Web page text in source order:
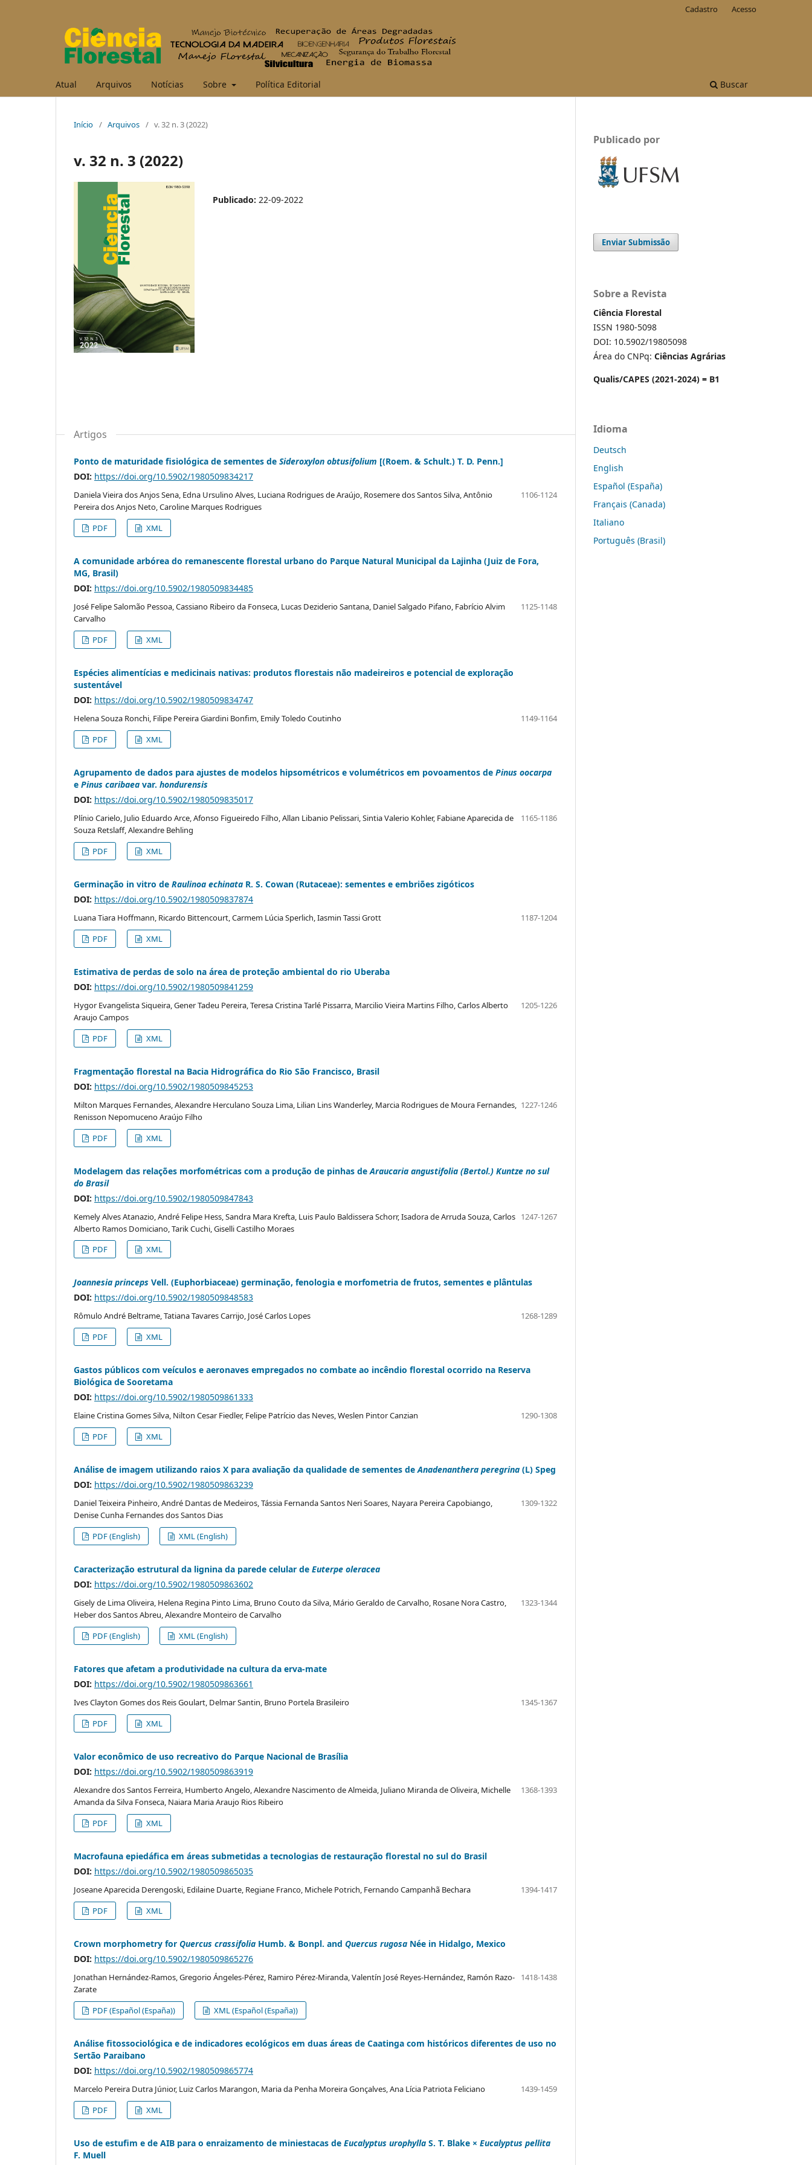
Atual Arquivos Notícias Sobre Política Editorial Buscar
Cadastro Acesso
Início / Arquivos / v. 32 n. 3 (2022)
v. 32 n. 3 (2022)
Publicado: 22-09-2022
Artigos
Ponto de maturidade fisiológica de sementes de Sideroxylon obtusifolium [(Roem. & Schult.) T. D. Penn.]
DOI: https://doi.org/10.5902/1980509834217
Daniela Vieira dos Anjos Sena, Edna Ursulino Alves, Luciana Rodrigues de Araújo, Rosemere dos Santos Silva, Antônio
Pereira dos Anjos Neto, Caroline Marques Rodrigues
1106-1124
PDF XML
A comunidade arbórea do remanescente florestal urbano do Parque Natural Municipal da Lajinha (Juiz de Fora,
MG, Brasil)
DOI: https://doi.org/10.5902/1980509834485
José Felipe Salomão Pessoa, Cassiano Ribeiro da Fonseca, Lucas Deziderio Santana, Daniel Salgado Pifano, Fabrício Alvim
Carvalho
1125-1148
PDF XML
Espécies alimentícias e medicinais nativas: produtos florestais não madeireiros e potencial de exploração
sustentável
DOI: https://doi.org/10.5902/1980509834747
Helena Souza Ronchi, Filipe Pereira Giardini Bonfim, Emily Toledo Coutinho
1149-1164
PDF
XML
Agrupamento de dados para ajustes de modelos hipsométricos e volumétricos em povoamentos de Pinus oocarpa
e Pinus caribaea var. hondurensis
DOI: https://doi.org/10.5902/1980509835017
Plínio Carielo, Julio Eduardo Arce, Afonso Figueiredo Filho, Allan Libanio Pelissari, Sintia Valerio Kohler, Fabiane Aparecida de
Souza Retslaff, Alexandre Behling
1165-1186
PDF XML
Germinação in vitro de Raulinoa echinata R. S. Cowan (Rutaceae): sementes e embriões zigóticos
DOI: https://doi.org/10.5902/1980509837874
Luana Tiara Hoffmann, Ricardo Bittencourt, Carmem Lúcia Sperlich, Iasmin Tassi Grott
1187-1204
PDF
XML
Estimativa de perdas de solo na área de proteção ambiental do rio Uberaba
DOI: https://doi.org/10.5902/1980509841259
Hygor Evangelista Siqueira, Gener Tadeu Pereira, Teresa Cristina Tarlé Pissarra, Marcilio Vieira Martins Filho, Carlos Alberto
Araujo Campos
1205-1226
PDF XML
Fragmentação florestal na Bacia Hidrográfica do Rio São Francisco, Brasil
DOI: https://doi.org/10.5902/1980509845253
Milton Marques Fernandes, Alexandre Herculano Souza Lima, Lilian Lins Wanderley, Marcia Rodrigues de Moura Fernandes,
Renisson Nepomuceno Araújo Filho
1227-1246
PDF XML
Modelagem das relações morfométricas com a produção de pinhas deAraucaria angustifolia (Bertol.) Kuntze no sul
do Brasil
DOI: https://doi.org/10.5902/1980509847843
Kemely Alves Atanazio, André Felipe Hess, Sandra Mara Krefta, Luis Paulo Baldissera Schorr, Isadora de Arruda Souza, Carlos
Alberto Ramos Domiciano, Tarik Cuchi, Giselli Castilho Moraes
1247-1267
PDF XML
Joannesia princeps Vell. (Euphorbiaceae) germinação, fenologia e morfometria de frutos, sementes e plântulas
DOI: https://doi.org/10.5902/1980509848583
Rômulo André Beltrame, Tatiana Tavares Carrijo, José Carlos Lopes
1268-1289
PDF
XML
Gastos públicos com veículos e aeronaves empregados no combate ao incêndio florestal ocorrido na Reserva
Biológica de Sooretama
DOI: https://doi.org/10.5902/1980509861333
Elaine Cristina Gomes Silva, Nilton Cesar Fiedler, Felipe Patrício das Neves, Weslen Pintor Canzian
1290-1308
PDF
XML
Análise de imagem utilizando raios X para avaliação da qualidade de sementes deAnadenanthera peregrina (L) Speg
DOI: https://doi.org/10.5902/1980509863239
Daniel Teixeira Pinheiro, André Dantas de Medeiros, Tássia Fernanda Santos Neri Soares, Nayara Pereira Capobiango,
Denise Cunha Fernandes dos Santos Dias
1309-1322
PDF (English) XML (English)
Caracterização estrutural da lignina da parede celular de Euterpe oleracea
DOI: https://doi.org/10.5902/1980509863602
Gisely de Lima Oliveira, Helena Regina Pinto Lima, Bruno Couto da Silva, Mário Geraldo de Carvalho, Rosane Nora Castro,
Heber dos Santos Abreu, Alexandre Monteiro de Carvalho
1323-1344
PDF (English) XML (English)
Fatores que afetam a produtividade na cultura da erva-mate
DOI: https://doi.org/10.5902/1980509863661
Ives Clayton Gomes dos Reis Goulart, Delmar Santin, Bruno Portela Brasileiro
1345-1367
PDF
XML
Valor econômico de uso recreativo do Parque Nacional de Brasília
DOI: https://doi.org/10.5902/1980509863919
Alexandre dos Santos Ferreira, Humberto Angelo, Alexandre Nascimento de Almeida, Juliano Miranda de Oliveira, Michelle
Amanda da Silva Fonseca, Naiara Maria Araujo Rios Ribeiro
1368-1393
PDF XML
Macrofauna epiedáfica em áreas submetidas a tecnologias de restauração florestal no sul do Brasil
DOI: https://doi.org/10.5902/1980509865035
Joseane Aparecida Derengoski, Edilaine Duarte, Regiane Franco, Michele Potrich, Fernando Campanhã Bechara
1394-1417
PDF
XML
Crown morphometry for Quercus crassifolia Humb. & Bonpl. and Quercus rugosa Née in Hidalgo, Mexico
DOI: https://doi.org/10.5902/1980509865276
Jonathan Hernández-Ramos, Gregorio Ángeles-Pérez, Ramiro Pérez-Miranda, Valentín José Reyes-Hernández, Ramón Razo-
Zarate
1418-1438
PDF (Español (España)) XML (Español (España))
Análise fitossociológica e de indicadores ecológicos em duas áreas de Caatinga com históricos diferentes de uso no
Sertão Paraibano
DOI: https://doi.org/10.5902/1980509865774
Marcelo Pereira Dutra Júnior, Luiz Carlos Marangon, Maria da Penha Moreira Gonçalves, Ana Lícia Patriota Feliciano
1439-1459
PDF
XML
Uso de estufim e de AIB para o enraizamento de miniestacas de Eucalyptus urophylla S. T. Blake × Eucalyptus pellita
F. Muell
Publicado por
Enviar Submissão
Sobre a Revista
Ciência Florestal
ISSN 1980-5098
DOI: 10.5902/19805098
Área do CNPq: Ciências Agrárias
Qualis/CAPES (2021-2024) = B1
Idioma
Deutsch
English
Español (España)
Français (Canada)
Italiano
Português (Brasil)